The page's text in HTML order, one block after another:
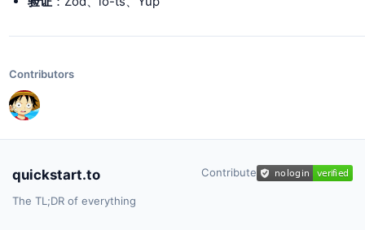
Contributors
quickstart.to
The TL;DR of everything
Contribute